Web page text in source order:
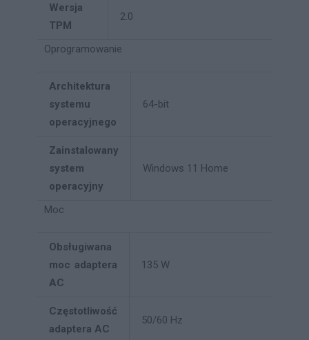
Wersja
TPM
2.0
Oprogramowanie
Architektura
systemu
operacyjnego
64-bit
Zainstalowany
system
operacyjny
Windows 11 Home
Moc
Obsługiwana
moc adaptera
AC
135 W
Częstotliwość
adaptera AC
50/60 Hz